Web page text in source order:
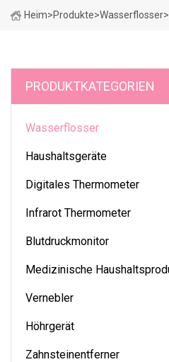
Heim>Produkte>Wasserflosser>
PRODUKTKATEGORIEN
Wasserflosser
Haushaltsgeräte
Digitales Thermometer
Infrarot Thermometer
Blutdruckmonitor
Medizinische
Vernebler
Höhrgerät
Zahnsteinentferner